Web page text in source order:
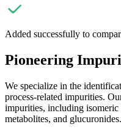
Added successfully to
Pioneering
We specialize in the
process-related impurities.
impurities, including
metabolites, and glucuronides.